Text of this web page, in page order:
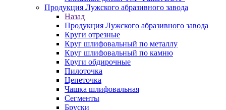
Продукция Лужского абразивного завода
Назад
Продукция Лужского абразивного завода
Круги отрезные
Круг шлифовальный по металлу
Круг шлифовальный по камню
Круги обдирочные
Пилоточка
Цепеточка
Чашка шлифовальная
Сегменты
Бруски